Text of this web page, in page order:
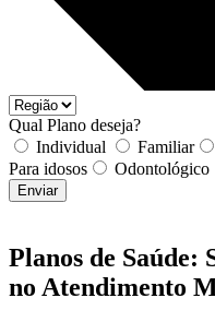
Qual Plano deseja?
Individual
Familiar
Para idosos
Odontológico
Enviar
Planos de Saúde:
no Atendimento